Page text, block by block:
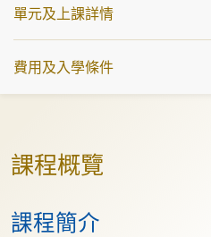
單元及上課詳情
費用及入學條件
課程概覽
課程簡介